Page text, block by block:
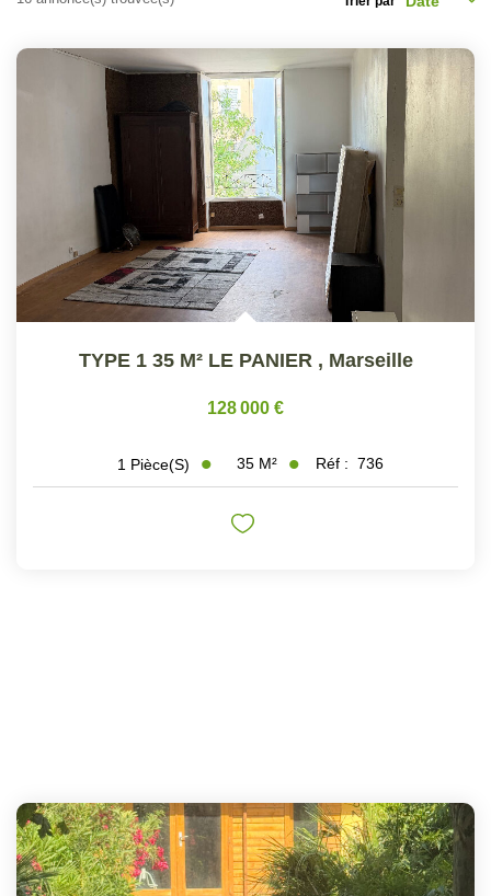
GESTION LOCATIVE
NOTRE AGENCE
CONTACT
TYPE 1 35 M² LE PANIER , Marseille
128 000 €
1 Pièce(s) 35 M² Réf : 736